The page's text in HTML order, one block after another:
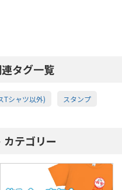
タグ一覧
Tシャツ以外)
スタンプ
カテゴリー